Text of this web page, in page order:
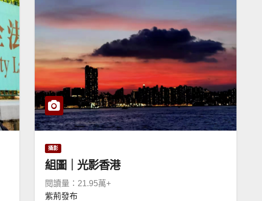
攝影
組圖｜光影香港
閱讀量：21.95萬+
紫荊發布